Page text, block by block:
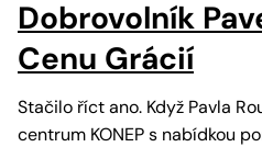
Dobrovolník
Cenu Grácií
Stačilo říct ano. Když Pavla
centrum KONEP s nabídkou